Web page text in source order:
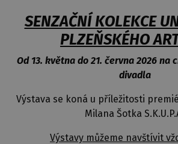
SENZAČNÍ KOLEKCE
PLZEŇSKÉHO
Od 13. května do 21. června 2026 na
divadla
Výstava se koná u příležitosti
Milana Šotka
Výstavy můžeme navštívit